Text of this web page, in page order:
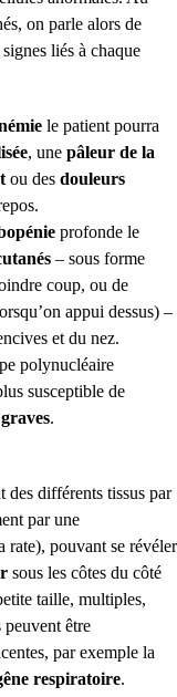
on parle alors de
liés à chaque
le patient pourra
, une pâleur de la
ou des douleurs
profonde le
– sous forme
coup, ou de
appui dessus) –
et du nez.
polynucléaire
susceptible de
graves.
des différents tissus par
par une
rate), pouvant se révéler
sous les côtes du côté
taille, multiples,
peuvent être
par exemple la
respiratoire.